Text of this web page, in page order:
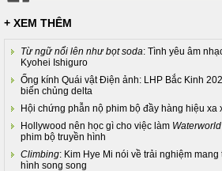
+ XEM THÊM
Từ ngữ nổi lên như bọt soda: Tình yêu âm
Kyohei Ishiguro
Ống kính Quái vật Điện ảnh: LHP Bắc Kinh
biến chủng delta
Hội chứng phẫn nộ phim bộ đầy hàng hiệu xa
Hollywood nên học gì cho việc làm Waterworld
phim bộ truyền hình
Climbing: Kim Hye Mi nói về trải nghiệm
hình song song